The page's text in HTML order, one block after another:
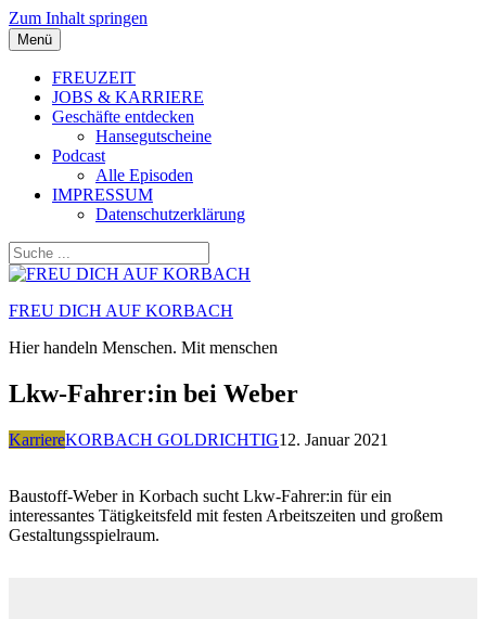
Zum Inhalt springen
Menü
FREUZEIT
JOBS & KARRIERE
Geschäfte entdecken
Hansegutscheine
Podcast
Alle Episoden
IMPRESSUM
Datenschutzerklärung
FREU DICH AUF KORBACH
Hier handeln Menschen. Mit menschen
Lkw-Fahrer:in bei Weber
KarriereKORBACH GOLDRICHTIG12. Januar 2021
Baustoff-Weber in Korbach sucht Lkw-Fahrer:in für ein
interessantes Tätigkeitsfeld mit festen Arbeitszeiten und großem
Gestaltungsspielraum.